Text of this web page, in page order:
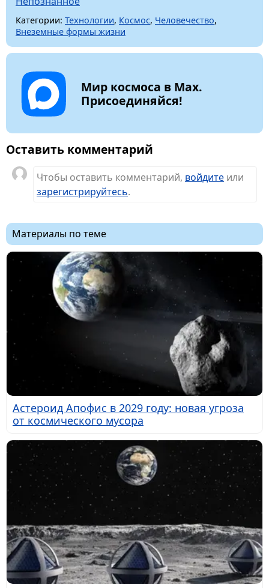
Категории: Технологии, Космос, Человечество,
Внеземные формы жизни
Мир космоса в Max.
Присоединяйся!
Оставить комментарий
Чтобы оставить комментарий, войдите или
зарегистрируйтесь.
Материалы по теме
Астероид Апофис в 2029 году: новая угроза
от космического мусора